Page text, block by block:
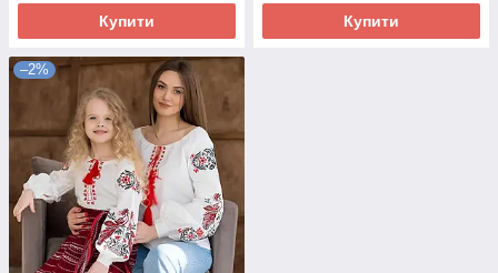
Купити Купити
–2%